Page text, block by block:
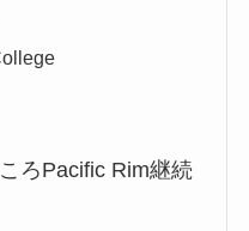
ろPacific Rim継続